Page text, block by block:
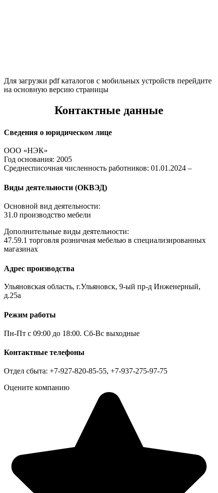
Для загрузки pdf каталогов с мобильных устройств перейдите
на основную версию страницы
Контактные данные
Сведения о юридическом лице
ООО «НЭК»
Год основания: 2005
Среднесписочная численность работников: 01.01.2024 –
Виды деятельности (ОКВЭД)
Основной вид деятельности:
31.0 производство мебели
Дополнительные виды деятельности:
47.59.1 торговля розничная мебелью в специализированных
магазинах
Адрес производства
Ульяновская область, г.Ульяновск, 9-ый пр-д Инженерный,
д.25а
Режим работы
Пн-Пт с 09:00 до 18:00. Сб-Вс выходные
Контактные телефоны
Отдел сбыта: +7-927-820-85-55, +7-937-275-97-75
Оцените компанию